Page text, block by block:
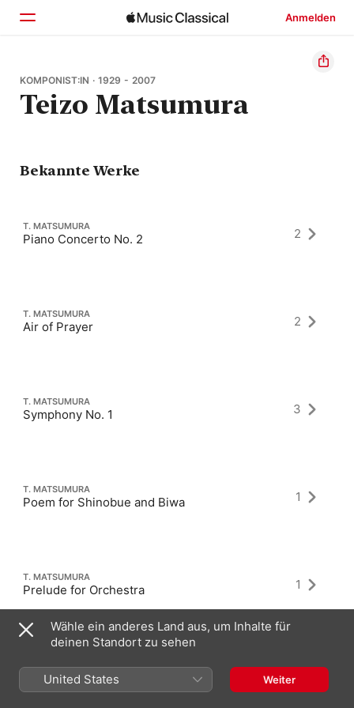
Anmelden
Startseite
Entdecken
KOMPONIST:IN · 1929 - 2007
Teizo Matsumura
Bekannte Werke
T. MATSUMURA
Piano Concerto No. 2 2
T. MATSUMURA
Air of Prayer 2
T. MATSUMURA
Symphony No. 1 3
T. MATSUMURA
Poem for Shinobue and Biwa 1
T. MATSUMURA
Prelude for Orchestra 1
Wähle ein anderes Land aus, um Inhalte für
deinen Standort zu sehen
United States Weiter